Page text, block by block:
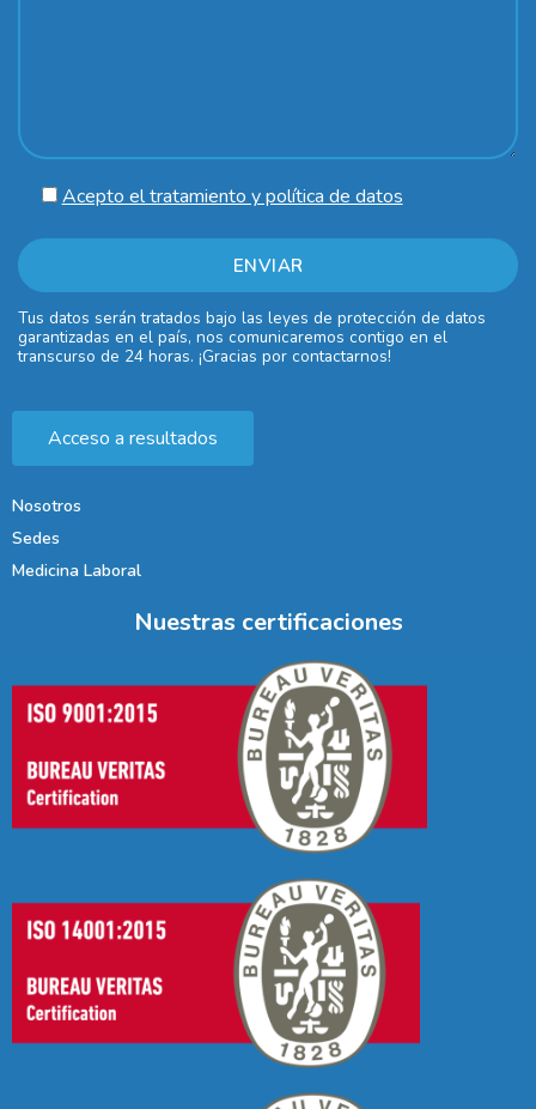
Acepto el tratamiento y política de datos
Tus datos serán tratados bajo las leyes de protección de datos
garantizadas en el país, nos comunicaremos contigo en el
transcurso de 24 horas. ¡Gracias por contactarnos!
Acceso a resultados
Nosotros
Sedes
Medicina Laboral
Nuestras certificaciones